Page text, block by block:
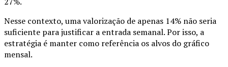
Nesse contexto, uma valorização de apenas 14% não seria
suficiente para justificar a entrada semanal. Por isso, a
estratégia é manter como referência os alvos do gráfico
mensal.